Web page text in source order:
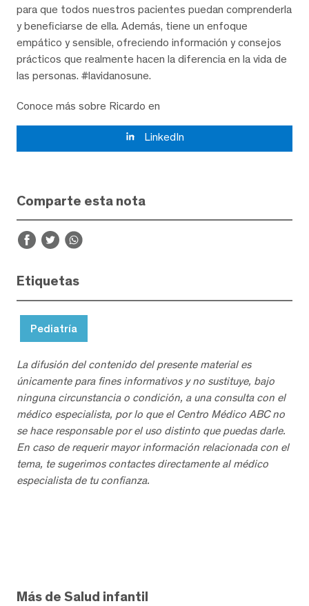
para que todos nuestros pacientes puedan comprenderla
y beneficiarse de ella. Además, tiene un enfoque
empático y sensible, ofreciendo información y consejos
prácticos que realmente hacen la diferencia en la vida de
las personas. #lavidanosune.
Conoce más sobre Ricardo en
LinkedIn
Comparte esta nota
Etiquetas
Pediatría
La difusión del contenido del presente material es
únicamente para fines informativos y no sustituye, bajo
ninguna circunstancia o condición, a una consulta con el
médico especialista, por lo que el Centro Médico ABC no
se hace responsable por el uso distinto que puedas darle.
En caso de requerir mayor información relacionada con el
tema, te sugerimos contactes directamente al médico
especialista de tu confianza.
Más de Salud infantil